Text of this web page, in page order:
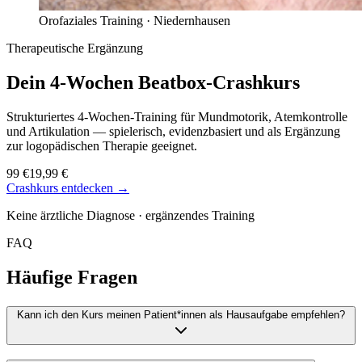
Orofaziales Training · Niedernhausen
Therapeutische Ergänzung
Dein 4-Wochen Beatbox-Crashkurs
Strukturiertes 4-Wochen-Training für Mundmotorik, Atemkontrolle
und Artikulation — spielerisch, evidenzbasiert und als Ergänzung
zur logopädischen Therapie geeignet.
99 €19,99 €
Crashkurs entdecken →
Keine ärztliche Diagnose · ergänzendes Training
FAQ
Häufige Fragen
Kann ich den Kurs meinen Patient*innen als Hausaufgabe empfehlen?